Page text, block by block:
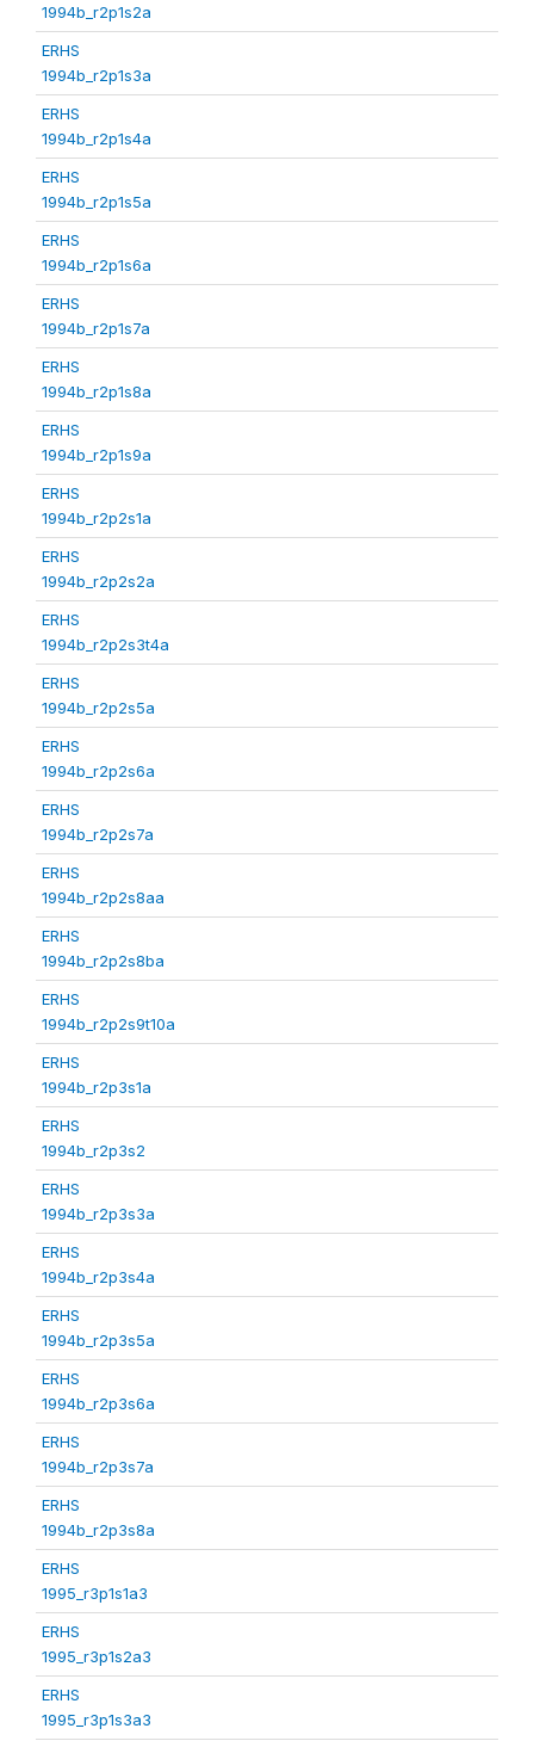
1994b_r2p1s2a
ERHS
1994b_r2p1s3a
ERHS
1994b_r2p1s4a
ERHS
1994b_r2p1s5a
ERHS
1994b_r2p1s6a
ERHS
1994b_r2p1s7a
ERHS
1994b_r2p1s8a
ERHS
1994b_r2p1s9a
ERHS
1994b_r2p2s1a
ERHS
1994b_r2p2s2a
ERHS
1994b_r2p2s3t4a
ERHS
1994b_r2p2s5a
ERHS
1994b_r2p2s6a
ERHS
1994b_r2p2s7a
ERHS
1994b_r2p2s8aa
ERHS
1994b_r2p2s8ba
ERHS
1994b_r2p2s9t10a
ERHS
1994b_r2p3s1a
ERHS
1994b_r2p3s2
ERHS
1994b_r2p3s3a
ERHS
1994b_r2p3s4a
ERHS
1994b_r2p3s5a
ERHS
1994b_r2p3s6a
ERHS
1994b_r2p3s7a
ERHS
1994b_r2p3s8a
ERHS
1995_r3p1s1a3
ERHS
1995_r3p1s2a3
ERHS
1995_r3p1s3a3